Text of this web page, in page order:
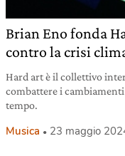
Brian Eno fonda
contro la crisi
Hard art è il collettivo
combattere i
tempo.
Musica 23 maggio